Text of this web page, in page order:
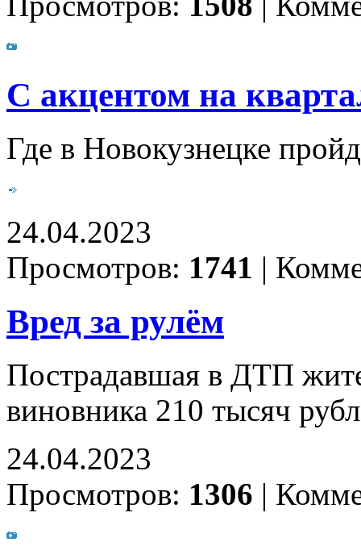
С акцентом на
Где в Новокузнецке
24.04.2023
Просмотров: 1741 |
Вред за рулём
Пострадавшая в ДТП
виновника 210 тысяч
24.04.2023
Просмотров: 1306 |